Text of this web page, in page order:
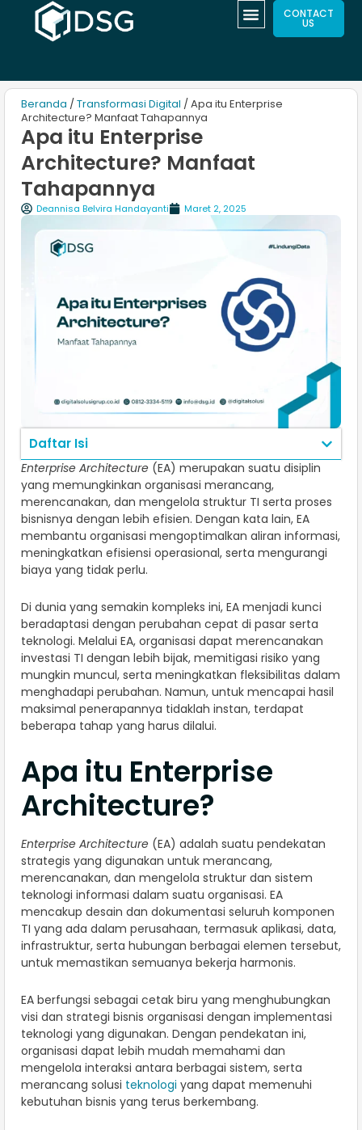
CONTACT
US
Beranda / Transformasi Digital / Apa itu Enterprise
Architecture? Manfaat Tahapannya
Apa itu Enterprise
Architecture? Manfaat
Tahapannya
Deannisa Belvira Handayanti Maret 2, 2025
Daftar Isi
Enterprise Architecture (EA) merupakan suatu disiplin
yang memungkinkan organisasi merancang,
merencanakan, dan mengelola struktur TI serta proses
bisnisnya dengan lebih efisien. Dengan kata lain, EA
membantu organisasi mengoptimalkan aliran informasi,
meningkatkan efisiensi operasional, serta mengurangi
biaya yang tidak perlu.
Di dunia yang semakin kompleks ini, EA menjadi kunci
beradaptasi dengan perubahan cepat di pasar serta
teknologi. Melalui EA, organisasi dapat merencanakan
investasi TI dengan lebih bijak, memitigasi risiko yang
mungkin muncul, serta meningkatkan fleksibilitas dalam
menghadapi perubahan. Namun, untuk mencapai hasil
maksimal penerapannya tidaklah instan, terdapat
beberapa tahap yang harus dilalui.
Apa itu Enterprise
Architecture?
Enterprise Architecture (EA) adalah suatu pendekatan
strategis yang digunakan untuk merancang,
merencanakan, dan mengelola struktur dan sistem
teknologi informasi dalam suatu organisasi. EA
mencakup desain dan dokumentasi seluruh komponen
TI yang ada dalam perusahaan, termasuk aplikasi, data,
infrastruktur, serta hubungan berbagai elemen tersebut,
untuk memastikan semuanya bekerja harmonis.
EA berfungsi sebagai cetak biru yang menghubungkan
visi dan strategi bisnis organisasi dengan implementasi
teknologi yang digunakan. Dengan pendekatan ini,
organisasi dapat lebih mudah memahami dan
mengelola interaksi antara berbagai sistem, serta
merancang solusi teknologi yang dapat memenuhi
kebutuhan bisnis yang terus berkembang.